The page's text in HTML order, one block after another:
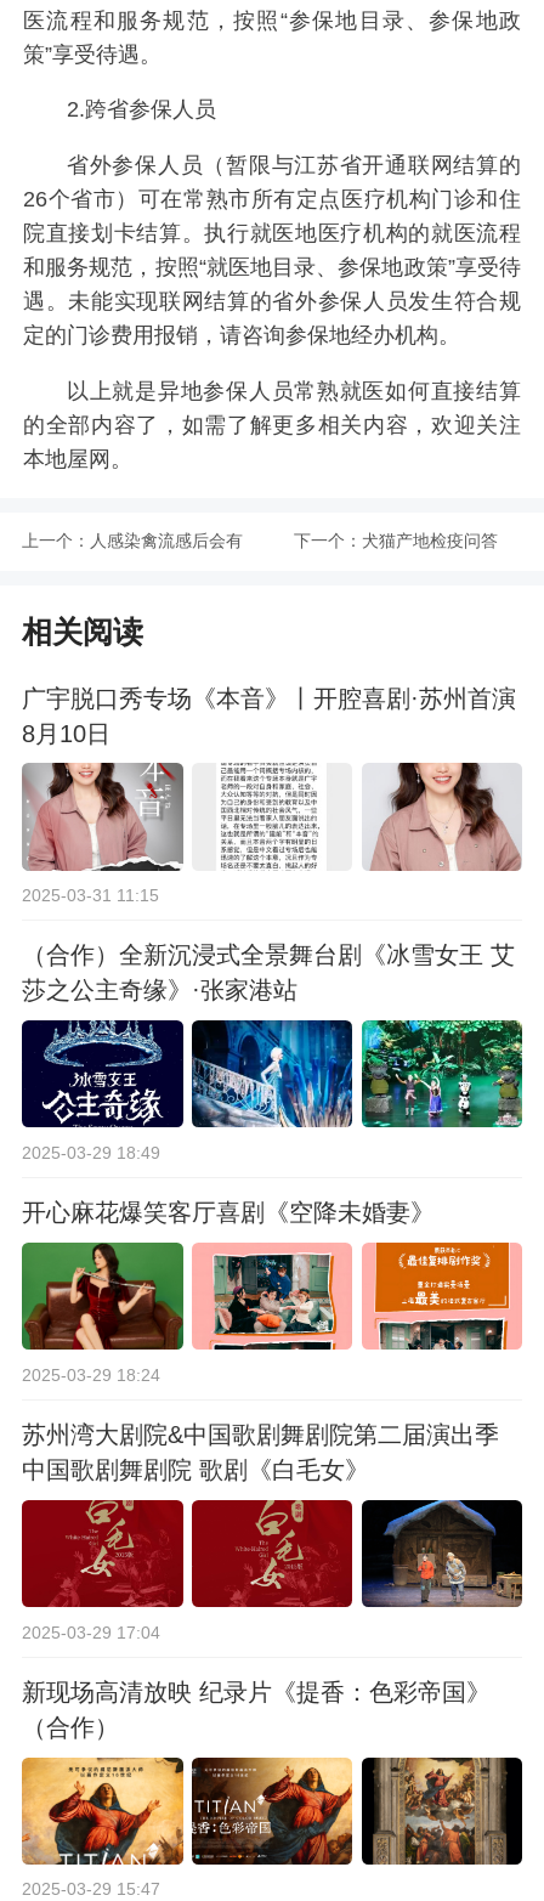
医流程和服务规范，按照“参保地目录、参保地政
策”享受待遇。
2.跨省参保人员
省外参保人员（暂限与江苏省开通联网结算的
26个省市）可在常熟市所有定点医疗机构门诊和住
院直接划卡结算。执行就医地医疗机构的就医流程
和服务规范，按照“就医地目录、参保地政策”享受待
遇。未能实现联网结算的省外参保人员发生符合规
定的门诊费用报销，请咨询参保地经办机构。
以上就是异地参保人员常熟就医如何直接结算
的全部内容了，如需了解更多相关内容，欢迎关注
本地屋网。
上一个： 人感染禽流感后会有 下一个： 犬猫产地检疫问答
相关阅读
广宇脱口秀专场《本音》丨开腔喜剧·苏州首演
8月10日
2025-03-31 11:15
（合作）全新沉浸式全景舞台剧《冰雪女王 艾
莎之公主奇缘》·张家港站
2025-03-29 18:49
开心麻花爆笑客厅喜剧《空降未婚妻》
2025-03-29 18:24
苏州湾大剧院&中国歌剧舞剧院第二届演出季
中国歌剧舞剧院 歌剧《白毛女》
2025-03-29 17:04
新现场高清放映 纪录片《提香：色彩帝国》
（合作）
2025-03-29 15:47